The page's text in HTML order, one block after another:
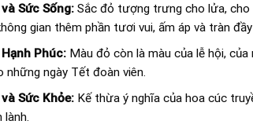
Sức Sống:Sắc đỏ tượng trưng cho lửa, cho
gian thêm phần tươi vui, ấm áp và tràn
Phúc:Màu đỏ còn là màu của lễ hội, của
những ngày Tết đoàn viên.
Sức Khỏe:Kế thừa ý nghĩa của hoa cúc
lành.